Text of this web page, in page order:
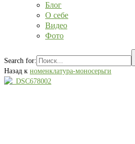
Блог
О себе
Видео
Фото
Search for:
Назад к номенклатура-моносерьги